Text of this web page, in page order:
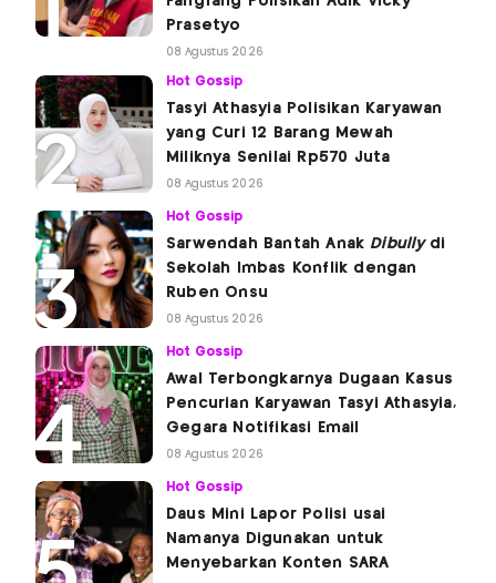
Prasetyo
08 Agustus 2026
Hot Gossip
Tasyi Athasyia Polisikan Karyawan
yang Curi 12 Barang Mewah
Miliknya Senilai Rp570 Juta
08 Agustus 2026
Hot Gossip
Sarwendah Bantah Anak Dibullydi
Sekolah Imbas Konflik dengan
Ruben Onsu
08 Agustus 2026
Hot Gossip
Awal Terbongkarnya Dugaan Kasus
Pencurian Karyawan Tasyi Athasyia,
Gegara Notifikasi Email
08 Agustus 2026
Hot Gossip
Daus Mini Lapor Polisi usai
Namanya Digunakan untuk
Menyebarkan Konten SARA